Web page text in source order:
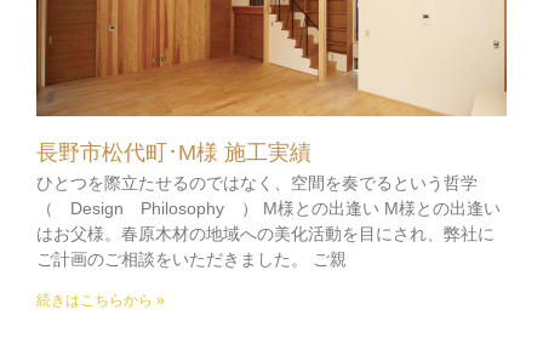
長野市松代町･M様 施工実績
ひとつを際立たせるのではなく、空間を奏でるという哲学
（ Design Philosophy ） M様との出逢い M様との出逢い
はお父様。春原木材の地域への美化活動を目にされ、弊社に
ご計画のご相談をいただきました。 ご親
続きはこちらから »